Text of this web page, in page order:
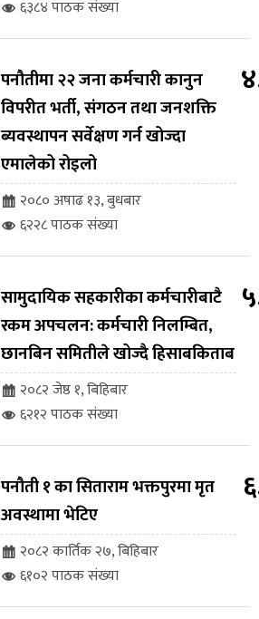
६३८४ पाठक संख्या
पनौतीमा २२ जना कर्मचारी कानुन
विपरीत भर्ती, संगठन तथा जनशक्ति
ब्यवस्थापन सर्वेक्षण गर्न खोज्दा
एमालेको रोइलो
२०८० अषाढ १३, बुधबार
६२२८ पाठक संख्या
सामुदायिक सहकारीका कर्मचारीबाटै
रकम अपचलन: कर्मचारी निलम्बित,
छानबिन समितीले खोज्दै हिसाबकिताब
२०८२ जेष्ठ १, बिहिबार
६२१२ पाठक संख्या
पनौती १ का सिताराम भक्तपुरमा मृत
अवस्थामा भेटिए
२०८२ कार्तिक २७, बिहिबार
६१०२ पाठक संख्या